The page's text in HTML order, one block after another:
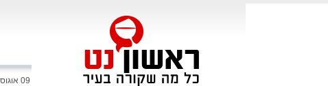
09 אוגוסט 2026 / 16:31